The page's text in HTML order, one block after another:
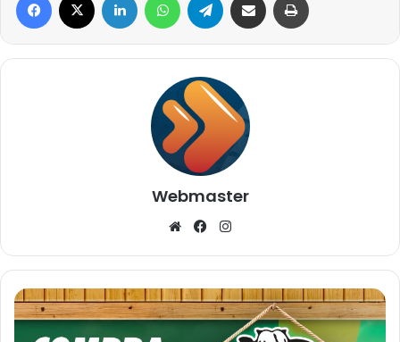
Webmaster
WebsiteFacebook